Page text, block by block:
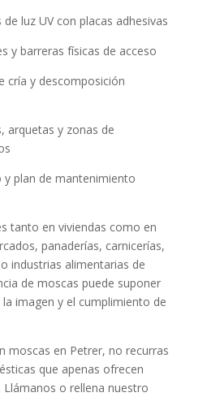
luz UV con placas adhesivas
y barreras físicas de acceso
cría y descomposición
arquetas y zonas de
plan de mantenimiento
tanto en viviendas como en
panaderías, carnicerías,
industrias alimentarias de
de moscas puede suponer
imagen y el cumplimiento de
moscas en Petrer, no recurras
que apenas ofrecen
o rellena nuestro